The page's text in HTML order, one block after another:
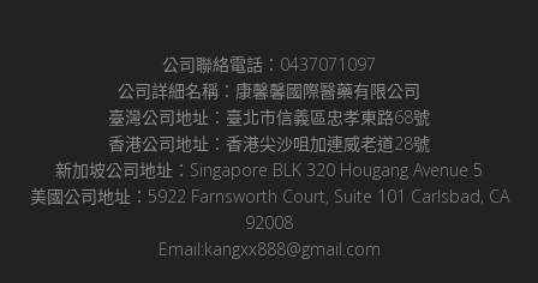
公司聯絡電話：0437071097
公司詳細名稱：康馨馨國際醫藥有限公司
臺灣公司地址：臺北市信義區忠孝東路68號
香港公司地址：香港尖沙咀加連威老道28號
新加坡公司地址：Singapore BLK 320 Hougang Avenue 5
美國公司地址：5922 Farnsworth Court, Suite 101 Carlsbad, CA
92008
Email:kangxx888@gmail.com